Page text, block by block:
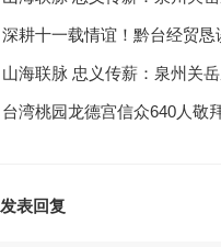
深耕十一载情谊！黔台经贸
山海联脉 忠义传薪：泉州关
台湾桃园龙德宫信众640人敬
发表回复